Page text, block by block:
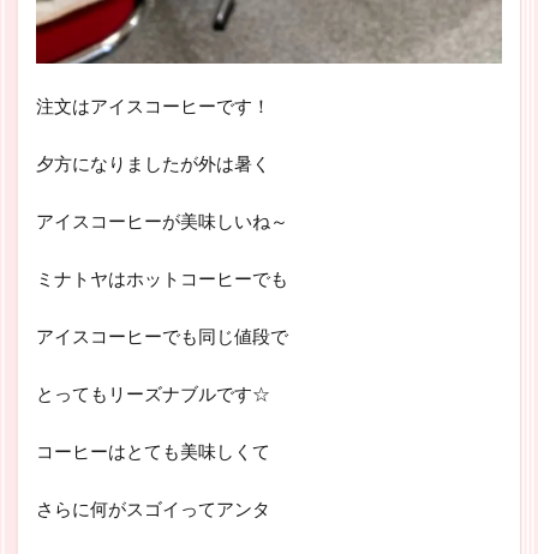
注文はアイスコーヒーです！
夕方になりましたが外は暑く
アイスコーヒーが美味しいね～
ミナトヤはホットコーヒーでも
アイスコーヒーでも同じ値段で
とってもリーズナブルです☆
コーヒーはとても美味しくて
さらに何がスゴイってアンタ